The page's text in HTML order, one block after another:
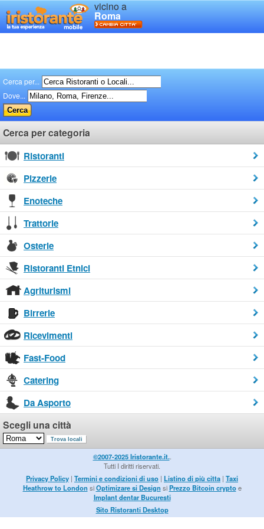
vicino a
Roma
Cerca per...
Dove...
Cerca per categoria
Ristoranti
Pizzerie
Enoteche
Trattorie
Osterie
Ristoranti Etnici
Agriturismi
Birrerie
Ricevimenti
Fast-Food
Catering
Da Asporto
Scegli una città
©2007-2025 Iristorante.it..
Tutti I diritti riservati.
Privacy Policy | Termini e condizioni di uso | Listino di più citta | Taxi
Heathrow to London siOptimizare si Design siPrezzo Bitcoin cryptoe
Implant dentar Bucuresti
Sito Ristoranti Desktop